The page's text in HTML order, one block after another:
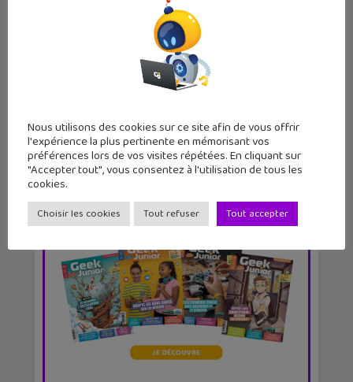
Pokémon Go de nouvelles tailles de
Pokémon : quels...
Nous utilisons des cookies sur ce site afin de vous offrir
l'expérience la plus pertinente en mémorisant vos
préférences lors de vos visites répétées. En cliquant sur
"Accepter tout", vous consentez à l'utilisation de tous les
cookies.
Choisir les cookies Tout refuser Tout accepter